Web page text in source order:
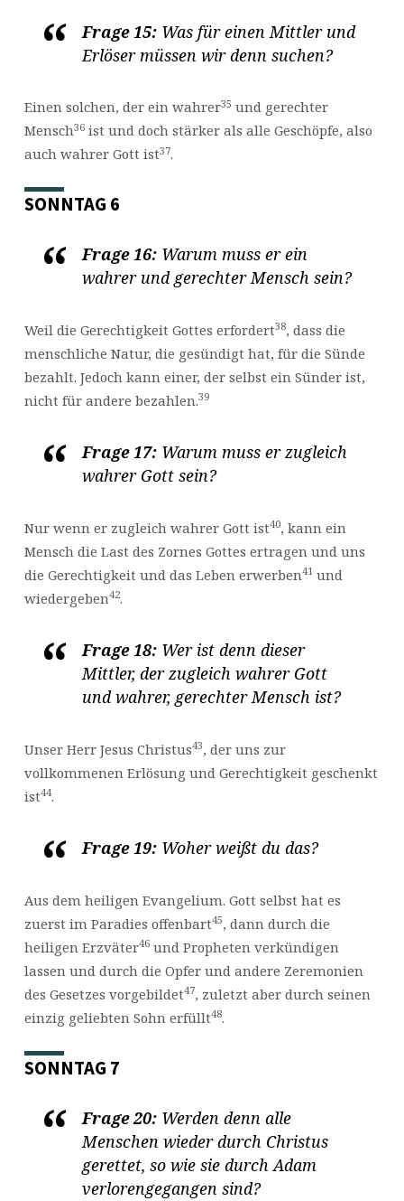
Frage 15:Was für einen Mittler und
Erlöser müssen wir denn suchen?
Einen solchen, der ein wahrer35 und gerechter
Mensch36ist und doch stärker als alle Geschöpfe, also
auch wahrer Gott ist37.
SONNTAG 6
Frage 16:Warum muss er ein
wahrer und gerechter Mensch sein?
Weil die Gerechtigkeit Gottes erfordert38, dass die
menschliche Natur, die gesündigt hat, für die Sünde
bezahlt. Jedoch kann einer, der selbst ein Sünder ist,
nicht für andere bezahlen.39
Frage 17:Warum muss er zugleich
wahrer Gott sein?
Nur wenn er zugleich wahrer Gott ist40, kann ein
Mensch die Last des Zornes Gottes ertragen und uns
die Gerechtigkeit und das Leben erwerben41und
wiedergeben42.
Frage 18:Wer ist denn dieser
Mittler, der zugleich wahrer Gott
und wahrer, gerechter Mensch ist?
Unser Herr Jesus Christus43, der uns zur
vollkommenen Erlösung und Gerechtigkeit geschenkt
ist44.
Frage 19:Woher weißt du das?
Aus dem heiligen Evangelium. Gott selbst hat es
zuerst im Paradies offenbart45, dann durch die
heiligen Erzväter46und Propheten verkündigen
lassen und durch die Opfer und andere Zeremonien
des Gesetzes vorgebildet47, zuletzt aber durch seinen
einzig geliebten Sohn erfüllt48.
SONNTAG 7
Frage 20:Werden denn alle
Menschen wieder durch Christus
gerettet, so wie sie durch Adam
verlorengegangen sind?